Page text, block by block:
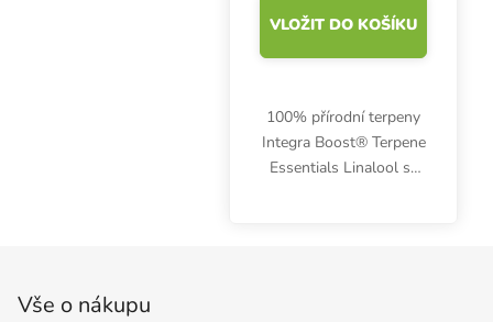
VLOŽIT DO KOŠÍKU
100% přírodní terpeny
Integra Boost® Terpene
Essentials Linalool se
Vše o nákupu